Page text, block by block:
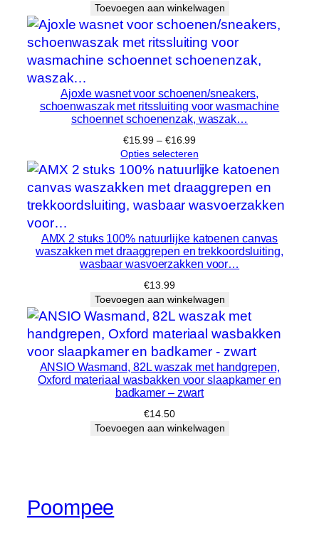
i
c
a
t
e
v
e
e
d
Toevoegen aan winkelwagen
Ajoxle wasnet voor schoenen/sneakers,
schoenwaszak met ritssluiting voor wasmachine
schoennet schoenenzak, waszak…
€15.99 – €16.99Prijsklasse:
€15.99
tot
€16.99
Opties selecteren
AMX 2 stuks 100% natuurlijke katoenen canvas
waszakken met draaggrepen en trekkoordsluiting,
wasbaar wasvoerzakken voor…
€13.99
Toevoegen aan winkelwagen
ANSIO Wasmand, 82L waszak met handgrepen,
Oxford materiaal wasbakken voor slaapkamer en
badkamer – zwart
€14.50
Toevoegen aan winkelwagen
Poompee